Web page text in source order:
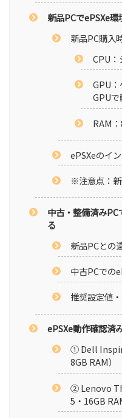
新品PCでePSXe
新品PC購入
CPU：
GPU
GPUで
RAM
ePSXeのイ
※注意点：
中古・整備済み
る
新品PCとの
中古PCでの
推奨設定値
ePSXe動作確認済
① Dell
8GB RAM）
② Lenovo
5・16GB